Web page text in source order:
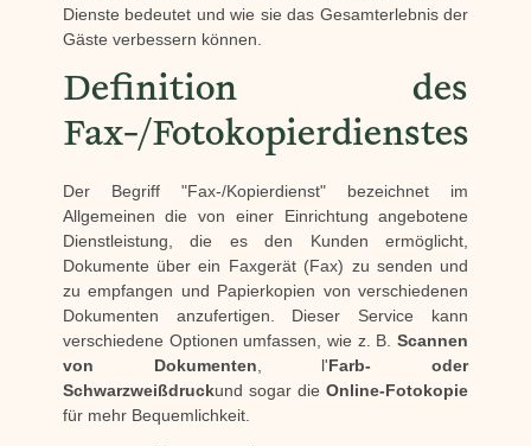
Dienste bedeutet und wie sie das Gesamterlebnis der
Gäste verbessern können.
Definition des
Fax-/Fotokopierdienstes
Der Begriff "Fax-/Kopierdienst" bezeichnet im
Allgemeinen die von einer Einrichtung angebotene
Dienstleistung, die es den Kunden ermöglicht,
Dokumente über ein Faxgerät (Fax) zu senden und
zu empfangen und Papierkopien von verschiedenen
Dokumenten anzufertigen. Dieser Service kann
verschiedene Optionen umfassen, wie z. B.Scannen
von Dokumenten , l'Farb- oder
Schwarzweißdruckund sogar dieOnline-Fotokopie
für mehr Bequemlichkeit.